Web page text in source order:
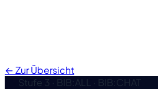
← Zur Übersicht
Stufe 3 · BIB:ALL · BIB:CHAT